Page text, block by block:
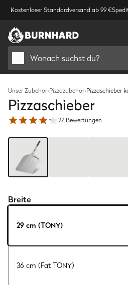
Kostenloser Standardversand ab 99 €
Wonach suchst du?
Unser Zubehör›Pizzazubehör›Pizzaschieber
Pizzaschieber
27 Bewertungen
Bild 8
Breite
29 cm (TONY)
36 cm (Fat TONY)